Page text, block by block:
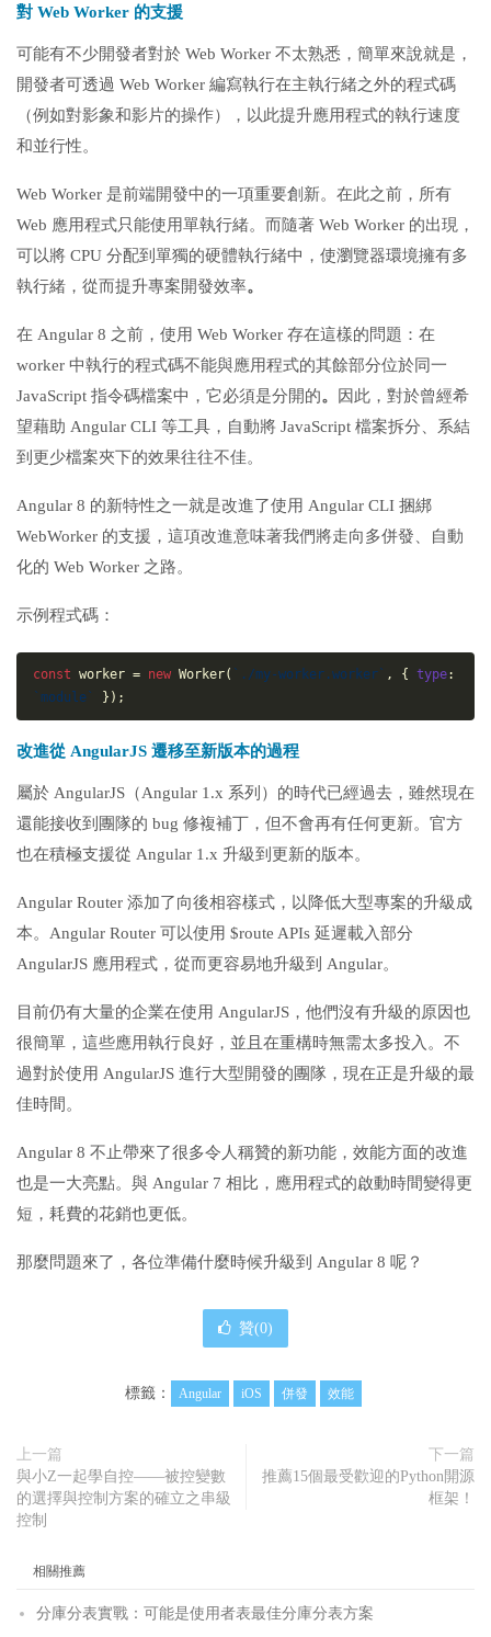
對 Web Worker 的支援
可能有不少開發者對於 Web Worker 不太熟悉，簡單來說就是，
開發者可透過 Web Worker 編寫執行在主執行緒之外的程式碼
（例如對影象和影片的操作），以此提升應用程式的執行速度
和並行性。
Web Worker 是前端開發中的一項重要創新。在此之前，所有
Web 應用程式只能使用單執行緒。而隨著 Web Worker 的出現，
可以將 CPU 分配到單獨的硬體執行緒中，使瀏覽器環境擁有多
執行緒，從而提升專案開發效率。
在 Angular 8 之前，使用 Web Worker 存在這樣的問題：在
worker 中執行的程式碼不能與應用程式的其餘部分位於同一
JavaScript 指令碼檔案中，它必須是分開的。
因此，對於曾經希
望藉助 Angular CLI 等工具，自動將 JavaScript 檔案拆分、系結
到更少檔案夾下的效果往往不佳。
Angular 8 的新特性之一就是改進了使用 Angular CLI 捆綁
WebWorker 的支援，這項改進意味著我們將走向多併發、自動
化的 Web Worker 之路。
示例程式碼：
const worker = new Worker( `./my-worker.worker` , { type
`module`
});
改進從 AngularJS 遷移至新版本的過程
屬於 AngularJS（Angular 1.x 系列）的時代已經過去，雖然現在
還能接收到團隊的 bug 修複補丁，但不會再有任何更新。官方
也在積極支援從 Angular 1.x 升級到更新的版本。
Angular Router 添加了向後相容樣式，以降低大型專案的升級成
本。Angular Router 可以使用 $route APIs 延遲載入部分
AngularJS 應用程式，從而更容易地升級到 Angular。
目前仍有大量的企業在使用 AngularJS，他們沒有升級的原因也
很簡單，這些應用執行良好，並且在重構時無需太多投入。不
過對於使用 AngularJS 進行大型開發的團隊，現在正是升級的最
佳時間。
Angular 8 不止帶來了很多令人稱贊的新功能，效能方面的改進
也是一大亮點。與 Angular 7 相比，應用程式的啟動時間變得更
短，耗費的花銷也更低。
那麼問題來了，各位準備什麼時候升級到 Angular 8 呢？
贊(0)
標籤： Angular iOS 併發 效能
上一篇
與小Z一起學自控——被控變數
的選擇與控制方案的確立之串級
控制
下一篇
推薦15個最受歡迎的Python開源
框架！
相關推薦
分庫分表實戰：可能是使用者表最佳分庫分表方案